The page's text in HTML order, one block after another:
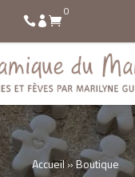
0
Accueil»Boutique